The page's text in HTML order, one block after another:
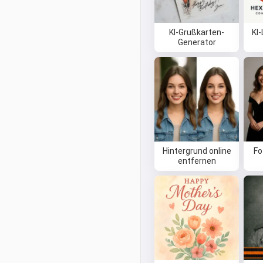
KI-Grußkarten-
Generator
Hintergrund online
entfernen